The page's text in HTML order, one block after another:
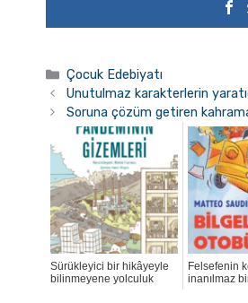
Kategoriler
Çocuk Edebiyatı
Unutulmaz karakterlerin
Soruna çözüm getiren
Sürükleyici bir hikâyeyle
bilinmeyene yolculuk
Felsefenin
inanılmaz